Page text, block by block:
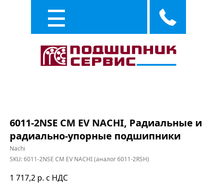
6011-2NSE CM EV NACHI, Радиальные и
радиально-упорные подшипники
Nachi
SKU:6011-2NSE CM EV NACHI (аналог 6011-2RSH)
1 717,2 р. с НДС